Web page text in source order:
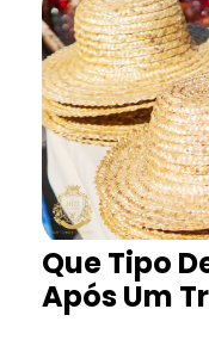
Que Tipo
Após Um